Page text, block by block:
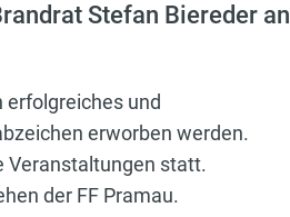
Stefan Biereder an
erfolgreiches und
erworben werden.
Veranstaltungen statt.
der FF Pramau.